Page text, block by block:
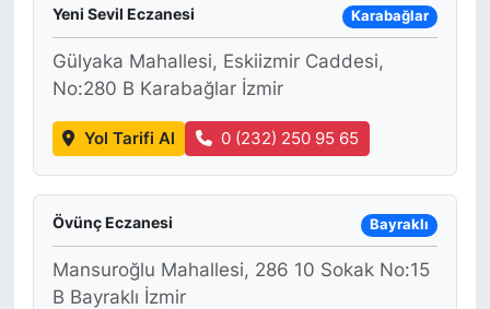
Yeni Sevil Eczanesi Karabağlar
Gülyaka Mahallesi, Eskiizmir Caddesi,
No:280 B Karabağlar İzmir
Yol Tarifi Al 0 (232) 250 95 65
Övünç Eczanesi Bayraklı
Mansuroğlu Mahallesi, 286 10 Sokak No:15
B Bayraklı İzmir